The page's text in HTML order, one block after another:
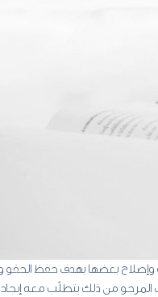
من خلال استحداث العديد من الأنظمة وإصلاح بعضها
المرجو من ذلك يتطلّب معه